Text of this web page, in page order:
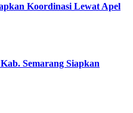
Koordinasi Lewat Apel
Semarang Siapkan